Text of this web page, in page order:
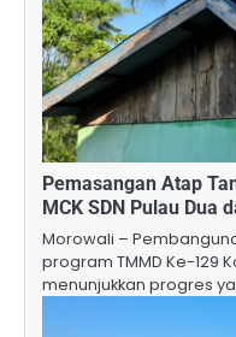
Pemasangan Atap
MCK SDN Pulau Dua
Morowali –
program TMMD Ke-129
menunjukkan progres